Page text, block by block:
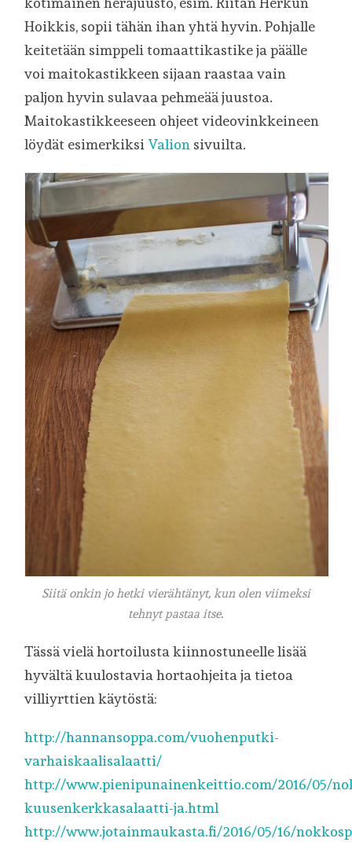
Hoikkis, sopii tähän ihan yhtä hyvin. Pohjalle
keitetään simppeli tomaattikastike ja päälle
voi maitokastikkeen sijaan raastaa vain
paljon hyvin sulavaa pehmeää juustoa.
Maitokastikkeeseen ohjeet videovinkkeineen
löydät esimerkiksi Valion sivuilta.
Siitä onkin jo hetki vierähtänyt, kun olen viimeksi
tehnyt pastaa itse.
Tässä vielä hortoilusta kiinnostuneelle lisää
hyvältä kuulostavia hortaohjeita ja tietoa
villiyrttien käytöstä:
http://hannansoppa.com/vuohenputki-
varhaiskaalisalaatti/
http://www.pienipunainenkeittio.com/2016/05/
kuusenkerkkasalaatti-ja.html
http://www.jotainmaukasta.fi/2016/05/16/